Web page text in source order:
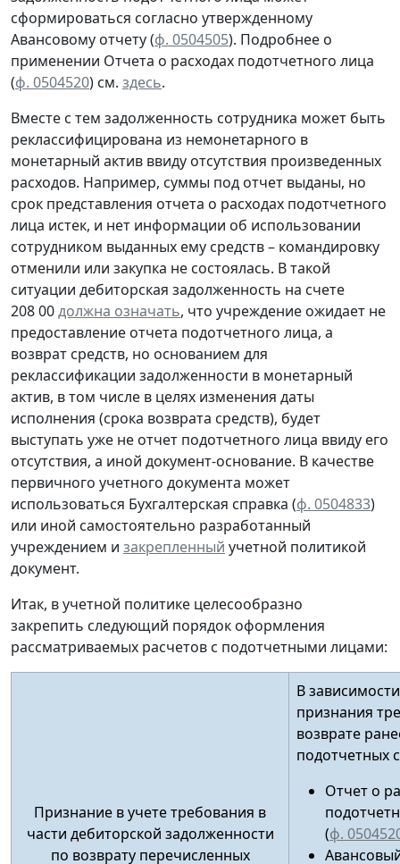
сформироваться согласно утвержденному
Авансовому отчету(ф. 0504505). Подробнее о
применении Отчета о расходах подотчетного лица
(ф. 0504520) см. здесь.
Вместе с тем задолженность сотрудника может быть
реклассифицирована из немонетарного в
монетарный актив ввиду отсутствия произведенных
расходов. Например, суммы под отчет выданы, но
срок представления отчета о расходах подотчетного
лица истек, и нет информации об использовании
сотрудником выданных ему средств – командировку
отменили или закупка не состоялась. В такой
ситуации дебиторская задолженность на счете
208 00должна означать, что учреждение ожидает не
предоставление отчета подотчетного лица, а
возврат средств, но основанием для
реклассификации задолженности в монетарный
актив, в том числе в целях изменения даты
исполнения (срока возврата средств), будет
выступать уже не отчет подотчетного лица ввиду его
отсутствия, а иной документ-основание. В качестве
первичного учетного документа может
использоваться Бухгалтерская справка (ф. 0504833)
или иной самостоятельно разработанный
учреждением и закрепленный учетной политикой
документ.
Итак, в учетной политике целесообразно
закрепить следующий порядок оформления
рассматриваемых расчетов с подотчетными лицами:
Признание в учете требования в
части дебиторской задолженности
по возврату перечисленных
В
признания
возврате
подотчетных
Отчет о
(ф.